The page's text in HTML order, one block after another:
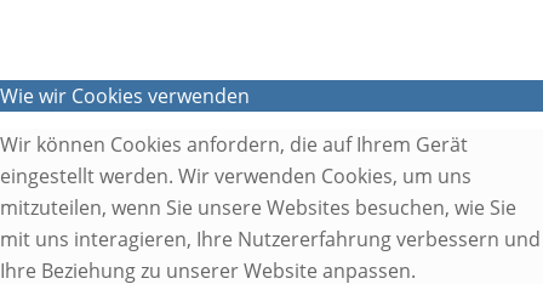
Wie wir Cookies verwenden
Wir können Cookies anfordern, die auf Ihrem Gerät
eingestellt werden. Wir verwenden Cookies, um uns
mitzuteilen, wenn Sie unsere Websites besuchen, wie Sie
mit uns interagieren, Ihre Nutzererfahrung verbessern und
Ihre Beziehung zu unserer Website anpassen.